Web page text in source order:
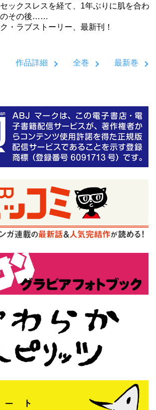
ックスレスを経て、1年ぶりに肌を合わ
のその後……
・ラブストーリー、最新刊！
作品詳細 全巻 最新巻